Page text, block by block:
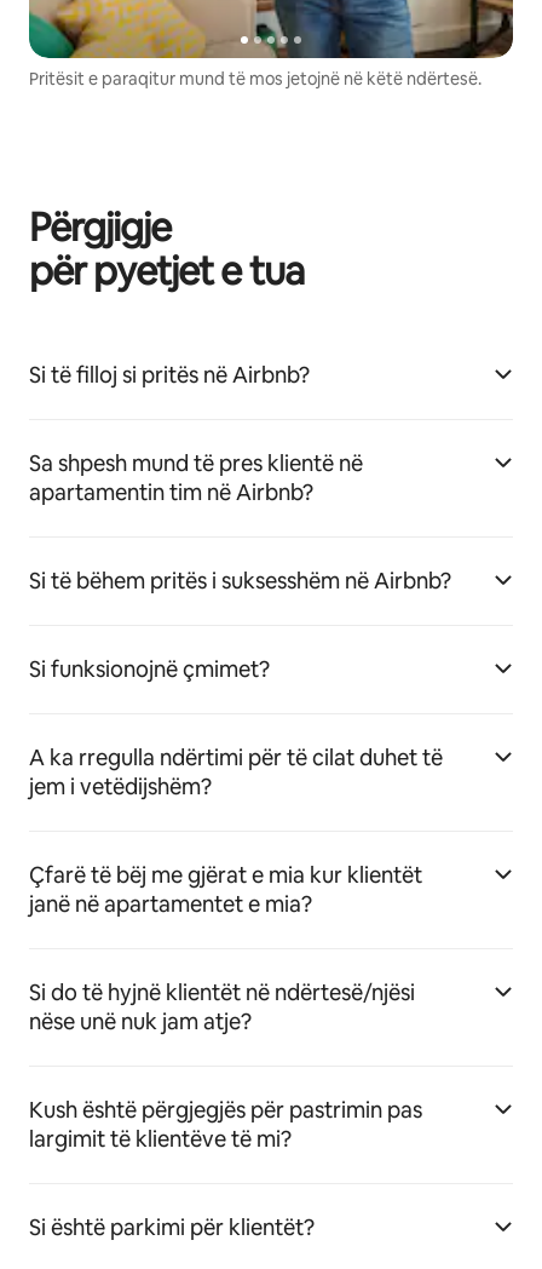
Pritësit e paraqitur mund të mos jetojnë në këtë ndërtesë.
Përgjigje
për pyetjet e tua
Si të filloj si pritës në Airbnb?
Sa shpesh mund të pres klientë në
apartamentin tim në Airbnb?
Si të bëhem pritës i suksesshëm në Airbnb?
Si funksionojnë çmimet?
A ka rregulla ndërtimi për të cilat duhet të
jem i vetëdijshëm?
Çfarë të bëj me gjërat e mia kur klientët
janë në apartamentet e mia?
Si do të hyjnë klientët në ndërtesë/njësi
nëse unë nuk jam atje?
Kush është përgjegjës për pastrimin pas
largimit të klientëve të mi?
Si është parkimi për klientët?